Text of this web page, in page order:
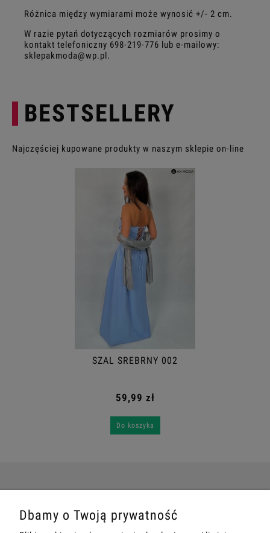
Różnica między wymiarami może wynosić +/- 2 cm.
W razie pytań dotyczących rozmiarów prosimy o
kontakt telefoniczny 698-219-776 lub e-mailowy:
sklepakmoda@wp.pl.
BESTSELLERY
Najczęściej kupowane produkty w naszym sklepie on-line
SZAL SREBRNY 002
59,99 zł
Do koszyka
POMOC
Dbamy o Twoją prywatność